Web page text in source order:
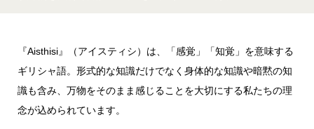
『Aisthisi』（アイスティシ）は、「感覚」「知覚」を意味する
ギリシャ語。 形式的な知識だけでなく身体的な知識や暗黙の知
識も含み、 万物をそのまま感じることを大切にする私たちの理
念が込められています。